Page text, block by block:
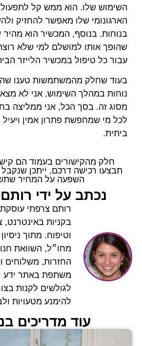
ממש קל לתפעול, והעיצוב
מאפשר להחזיק ולהשתמש בו
המכשיר הוא מהיר יחסית, מה
למי שלא רוצה להשקיע שעות
במכשיר הלייזר הביתי.
טענו שהייתה קצת אי
אני לא מצאתי שום בעיה
אני ממליצה בחום על המכשיר
פתרון אמין ויעיל להסרת שיער
בעמוד הם קישורי שותף. אם
דרכם, ייתכן שנקבל עמלה - ללא כל
על המחיר שתשלמו.
ידי רותם צרפתי
רותם צרפתי עוסקת כבר מספר שנים
בקניות באינטרנט, צרכנות חכמה
וטיפוח. מתוך ניסיון אישי בהזמנות
מחו״ל, השוואת חנויות והתמודדות עם
החזרות, משלוחים ומכס - היא
משתפת באתר ידע וטיפים שעוזרים
לגולשים לקנות בצורה מושכלת,
להימנע מטעויות ולבחור נכון.
מדריכים בנושא